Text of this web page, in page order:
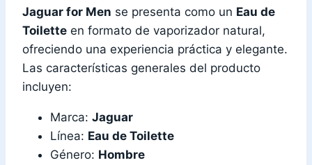
Jaguar for Men se presenta como un Eau de
Toilette en formato de vaporizador natural,
ofreciendo una experiencia práctica y elegante.
Las características generales del producto
incluyen:
Marca: Jaguar
Línea: Eau de Toilette
Género: Hombre